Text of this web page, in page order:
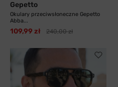
Gepetto
Okulary przeciwsłoneczne Gepetto
Abba...
109,99 zł 240,00 zł